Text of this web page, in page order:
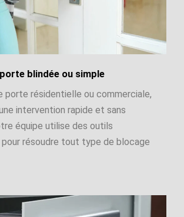
blindée ou simple
porte résidentielle ou commerciale,
intervention rapide et sans
équipe utilise des outils
résoudre tout type de blocage